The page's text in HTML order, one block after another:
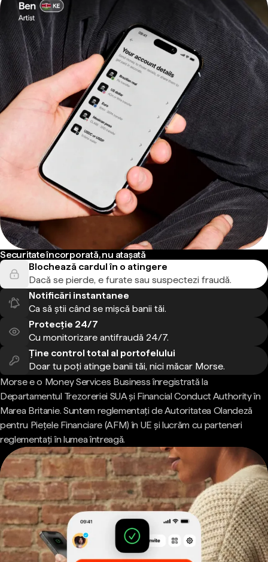
Securitate încorporată, nu atașată
Blochează cardul în o atingere
Dacă se pierde, e furate sau suspectezi fraudă.
Notificări instantanee
Ca să știi când se mișcă banii tăi.
Protecție 24/7
Cu monitorizare antifraudă 24/7.
Ține control total al portofelului
Doar tu poți atinge banii tăi, nici măcar Morse.
Morse e o Money Services Business înregistrată la
Departamentul Trezoreriei SUA și Financial Conduct Authority în
Marea Britanie. Suntem reglementați de Autoritatea Olandeză
pentru Piețele Financiare (AFM) în UE și lucrăm cu parteneri
reglementați în lumea întreagă.